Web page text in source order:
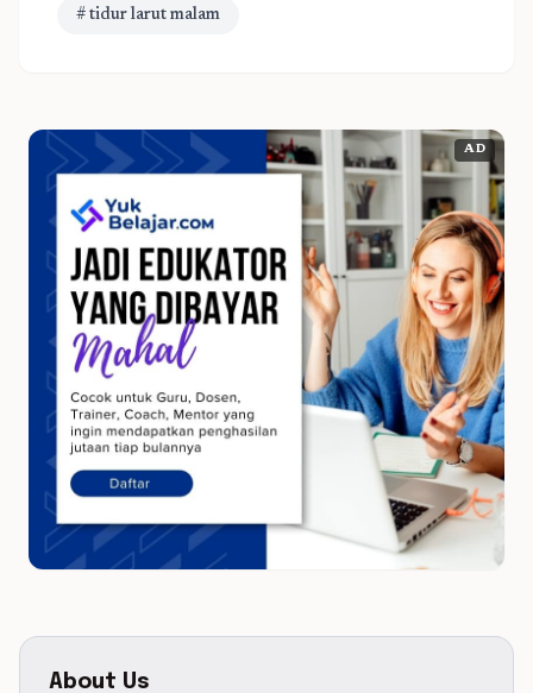
# tidur larut malam
AD
About Us